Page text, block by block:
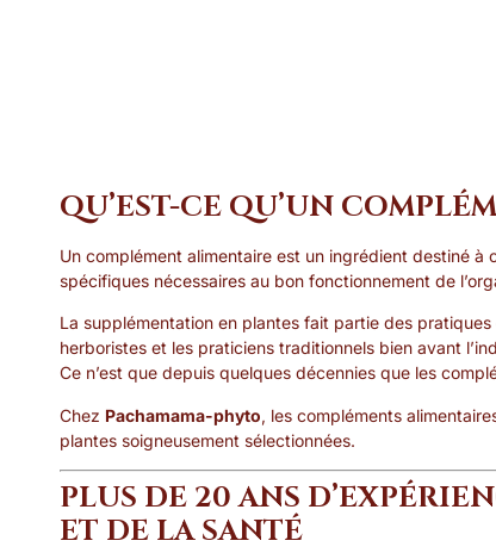
QU’EST-CE QU’UN
Un complément alimentaire est un ingrédient destiné
spécifiques nécessaires au bon fonctionnement de
La supplémentation en plantes fait partie des
herboristes et les praticiens traditionnels bien avant
Ce n’est que depuis quelques décennies que les
Chez Pachamama-phyto, les compléments
plantes soigneusement sélectionnées.
PLUS DE 20 ANS
ET DE LA SANTÉ